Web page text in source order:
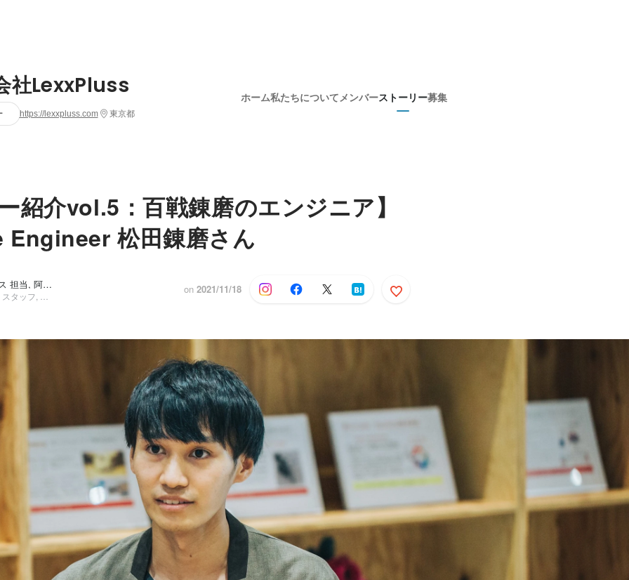
社LexxPluss
https://lexxpluss.com 東京都
ホーム私たちについて メンバーストーリー募集
紹介vol.5：百戦錬磨のエンジニア】
松田錬磨さん
バックオフィス 担当, 阿蘇 将也 on 2021/11/18